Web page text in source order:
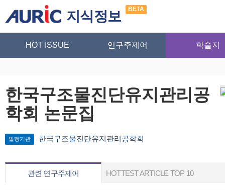
지식정보 BETA
HOT ISSUE 연구주제어 학술지
한국구조물진단유지관리공
학회 논문집
발행기관 한국구조물진단유지관리공학회
관련 연구주제어 HOTTEST ARTICLE TOP 10